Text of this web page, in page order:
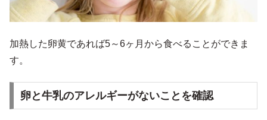
加熱した卵黄であれば5～6ヶ月から食べることができま
す。
卵と牛乳のアレルギーがないことを確認